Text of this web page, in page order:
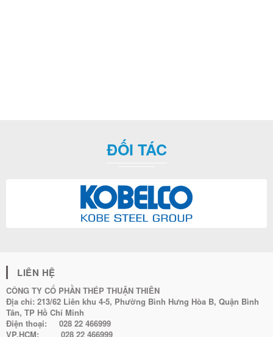
ĐỐI TÁC
LIÊN HỆ
CÔNG TY CỔ PHẦN THÉP THUẬN THIÊN
Địa chỉ: 213/62 Liên khu 4-5, Phường Bình Hưng Hòa B, Quận Bình
Tân, TP Hồ Chí Minh
Điện thoại:
028 22 466999
VP.HCM:
028 22 466999